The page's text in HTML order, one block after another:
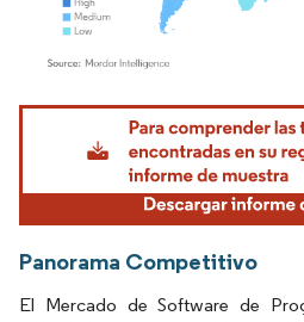
Imagen © Mordor Intelligence. El uso
Panorama Competitivo
El Mercado de Software de